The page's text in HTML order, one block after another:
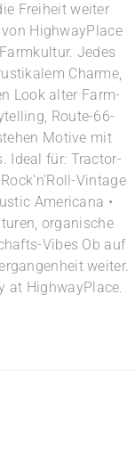
Freiheit weiter
HighwayPlace
Jedes
Charme,
Look alter Farm-
Route-66-
Motive mit
Ideal für: Tractor-
Vintage
Americana •
organische
Vibes Ob auf
weiter.
at HighwayPlace.